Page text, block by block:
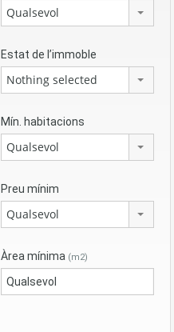
Qualsevol
Estat de l’immoble
Nothing selected
Mín. habitacions
Qualsevol
Preu mínim
Qualsevol
Àrea mínima (m2)